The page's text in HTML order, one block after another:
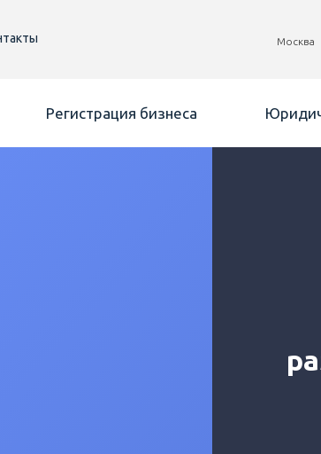
Москва
Регистрация бизнеса